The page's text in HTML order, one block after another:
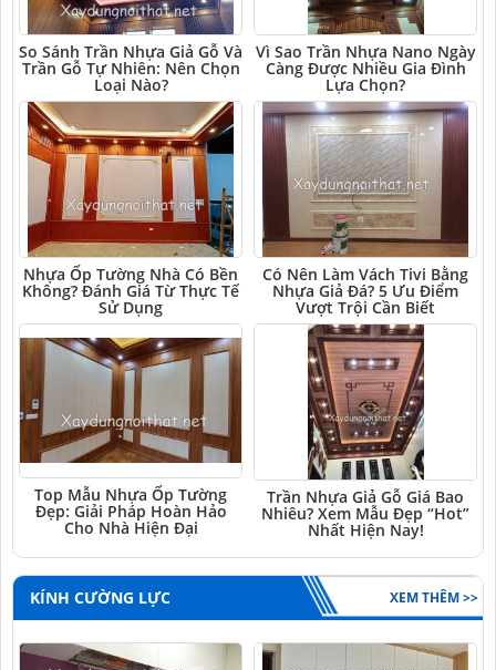
So Sánh Trần Nhựa Giả Gỗ Và
Trần Gỗ Tự Nhiên: Nên Chọn
Loại Nào?
Vì Sao Trần Nhựa Nano Ngày
Càng Được Nhiều Gia Đình
Lựa Chọn?
Nhựa Ốp Tường Nhà Có Bền
Không? Đánh Giá Từ Thực Tế
Sử Dụng
Có Nên Làm Vách Tivi Bằng
Nhựa Giả Đá? 5 Ưu Điểm
Vượt Trội Cần Biết
Top Mẫu Nhựa Ốp Tường
Đẹp: Giải Pháp Hoàn Hảo
Cho Nhà Hiện Đại
Trần Nhựa Giả Gỗ Giá Bao
Nhiêu? Xem Mẫu Đẹp “Hot”
Nhất Hiện Nay!
KÍNH CƯỜNG LỰC XEM THÊM >>